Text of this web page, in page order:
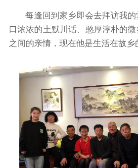
每逢回到家乡即会去拜访我
口浓浓的土默川话、憨厚淳朴的
之间的亲情，现在他是生活在故乡